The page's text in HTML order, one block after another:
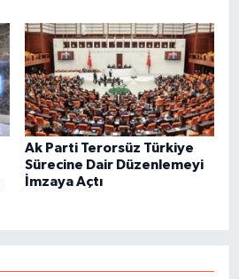
Ak Parti Terorsüz Türkiye
Sürecine Dair Düzenlemeyi
İmzaya Açtı